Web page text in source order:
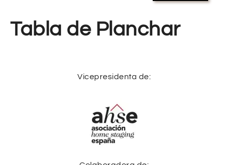
Tabla de Planchar
Vicepresidenta de: